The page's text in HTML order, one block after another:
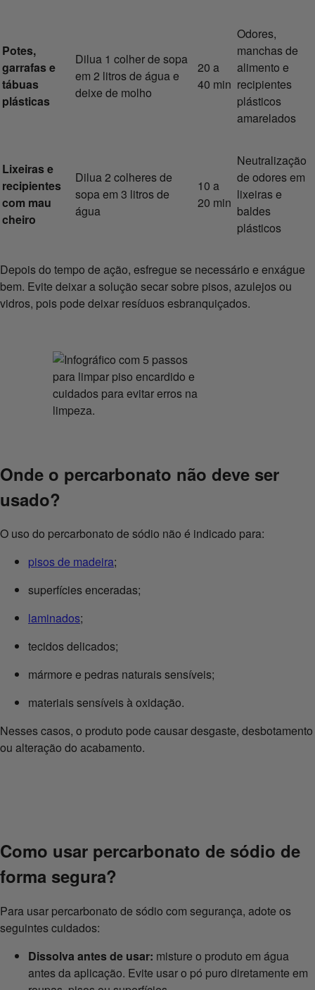
Potes,
garrafas e
tábuas
plásticas
Dilua 1 colher de sopa
em 2 litros de água e
deixe de molho
20 a
40 min
Odores,
manchas de
alimento e
recipientes
plásticos
amarelados
Lixeiras e
recipientes
com mau
cheiro
Dilua 2 colheres de
sopa em 3 litros de
água
10 a
20 min
Neutralização
de odores em
lixeiras e
baldes
plásticos
Depois do tempo de ação, esfregue se necessário e enxágue
bem. Evite deixar a solução secar sobre pisos, azulejos ou
vidros, pois pode deixar resíduos esbranquiçados.
Onde o percarbonato não deve ser
usado?
O uso do percarbonato de sódio não é indicado para:
pisos de madeira;
superfícies enceradas;
laminados;
tecidos delicados;
mármore e pedras naturais sensíveis;
materiais sensíveis à oxidação.
Nesses casos, o produto pode causar desgaste, desbotamento
ou alteração do acabamento.
Como usar percarbonato de sódio de
forma segura?
Para usar percarbonato de sódio com segurança, adote os
seguintes cuidados:
Dissolva antes de usar: misture o produto em água
antes da aplicação. Evite usar o pó puro diretamente em